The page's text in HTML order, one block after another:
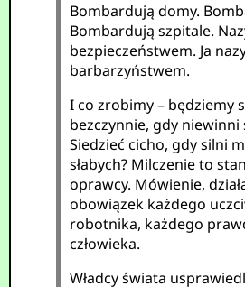
Bombardują domy.
Bombardują szpitale.
bezpieczeństwem. Ja
barbarzyństwem.
I co zrobimy – będziemy
bezczynnie, gdy
Siedzieć cicho, gdy silni
słabych? Milczenie to
oprawcy. Mówienie,
obowiązek każdego
robotnika, każdego
człowieka.
Władcy świata